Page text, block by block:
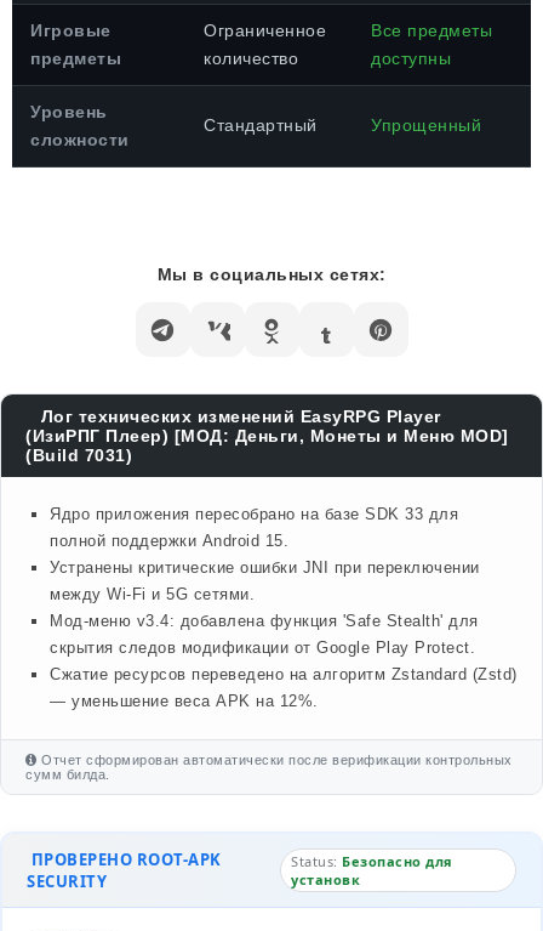
Игровые
предметы
Ограниченное
количество
Все предметы
доступны
Уровень
сложности
Стандартный Упрощенный
Мы в социальных сетях:
Лог технических изменений EasyRPG Player
(ИзиРПГ Плеер) [МОД: Деньги, Монеты и Меню MOD]
(Build 7031)
Ядро приложения пересобрано на базе SDK 33 для
полной поддержки Android 15.
Устранены критические ошибки JNI при переключении
между Wi-Fi и 5G сетями.
Мод-меню v3.4: добавлена функция 'Safe Stealth' для
скрытия следов модификации от Google Play Protect.
Сжатие ресурсов переведено на алгоритм Zstandard (Zstd)
— уменьшение веса APK на 12%.
Отчет сформирован автоматически после верификации контрольных
сумм билда.
ПРОВЕРЕНО ROOT-APK
SECURITY
Status: Безопасно для
установк